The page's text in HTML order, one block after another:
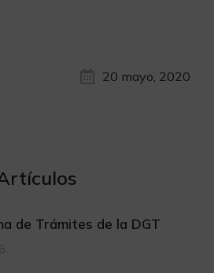
20 mayo, 2020
de Trámites de la DGT